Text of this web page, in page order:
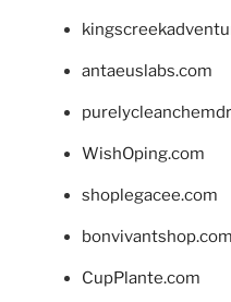
antaeuslabs.com
WishOping.com
shoplegacee.com
bonvivantshop.com
CupPlante.com